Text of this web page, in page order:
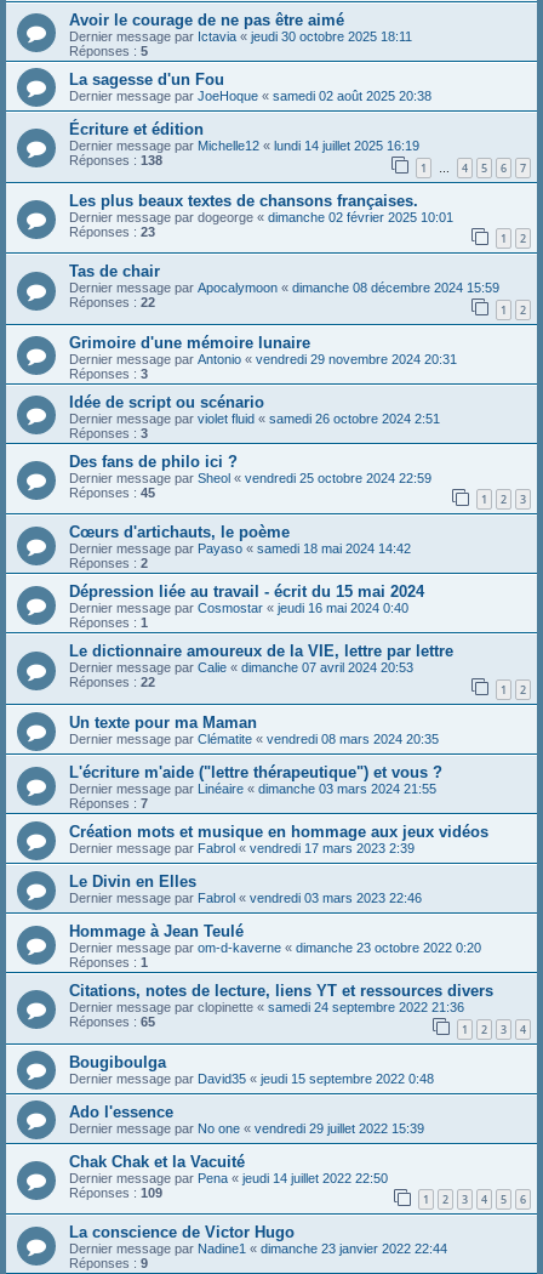
Avoir le courage de ne pas être aimé
Dernier message par Ictavia « jeudi 30 octobre 2025 18:11
Réponses : 5
La sagesse d'un Fou
Dernier message par JoeHoque « samedi 02 août 2025 20:38
Écriture et édition
Dernier message par Michelle12 « lundi 14 juillet 2025 16:19
Réponses : 138 1 … 4 5 6 7
Les plus beaux textes de chansons françaises.
Dernier message par dogeorge « dimanche 02 février 2025 10:01
Réponses : 23 1 2
Tas de chair
Dernier message par Apocalymoon « dimanche 08 décembre 2024 15:59
Réponses : 22 1 2
Grimoire d'une mémoire lunaire
Dernier message par Antonio « vendredi 29 novembre 2024 20:31
Réponses : 3
Idée de script ou scénario
Dernier message par violet fluid « samedi 26 octobre 2024 2:51
Réponses : 3
Des fans de philo ici ?
Dernier message par Sheol « vendredi 25 octobre 2024 22:59
Réponses : 45 1 2 3
Cœurs d'artichauts, le poème
Dernier message par Payaso « samedi 18 mai 2024 14:42
Réponses : 2
Dépression liée au travail - écrit du 15 mai 2024
Dernier message par Cosmostar « jeudi 16 mai 2024 0:40
Réponses : 1
Le dictionnaire amoureux de la VIE, lettre par lettre
Dernier message par Calie « dimanche 07 avril 2024 20:53
Réponses : 22 1 2
Un texte pour ma Maman
Dernier message par Clématite « vendredi 08 mars 2024 20:35
L'écriture m'aide ("lettre thérapeutique") et vous ?
Dernier message par Linéaire « dimanche 03 mars 2024 21:55
Réponses : 7
Création mots et musique en hommage aux jeux vidéos
Dernier message par Fabrol « vendredi 17 mars 2023 2:39
Le Divin en Elles
Dernier message par Fabrol « vendredi 03 mars 2023 22:46
Hommage à Jean Teulé
Dernier message par om-d-kaverne « dimanche 23 octobre 2022 0:20
Réponses : 1
Citations, notes de lecture, liens YT et ressources divers
Dernier message par clopinette « samedi 24 septembre 2022 21:36
Réponses : 65 1 2 3 4
Bougiboulga
Dernier message par David35 « jeudi 15 septembre 2022 0:48
Ado l'essence
Dernier message par No one « vendredi 29 juillet 2022 15:39
Chak Chak et la Vacuité
Dernier message par Pena « jeudi 14 juillet 2022 22:50
Réponses : 109 1 2 3 4 5 6
La conscience de Victor Hugo
Dernier message par Nadine1 « dimanche 23 janvier 2022 22:44
Réponses : 9